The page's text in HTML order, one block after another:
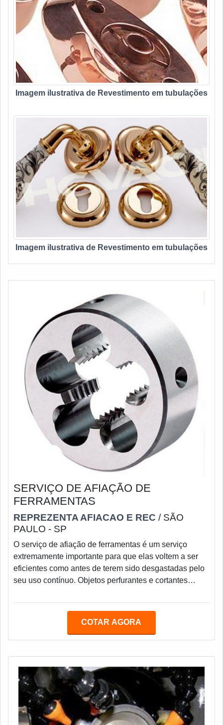
Imagem ilustrativa de Revestimento em tubulações
Imagem ilustrativa de Revestimento em tubulações
SERVIÇO DE AFIAÇÃO DE
FERRAMENTAS
REPREZENTA AFIACAO E REC / SÃO
PAULO - SP
O serviço de afiação de ferramentas é um serviço
extremamente importante para que elas voltem a ser
eficientes como antes de terem sido desgastadas pelo
seu uso contínuo. Objetos perfurantes e cortantes
cotidiano, mas em poder compor a parte do maquinário
FUNDAMENTAIS SOBRE O SERVIÇONão só
COTAR AGORA